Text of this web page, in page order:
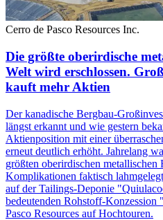
Cerro de Pasco Resources Inc.
Die größte oberirdische
Welt wird erschlossen.
kauft mehr Aktien
Der kanadische Bergbau-
längst erkannt und wie gestern
Aktienposition mit einer
erneut deutlich erhöht. Jahrelang
größten oberirdischen metallischen
Komplikationen faktisch
auf der Tailings-Deponie
bedeutenden Rohstoff-
Pasco Resources auf Hochtouren.